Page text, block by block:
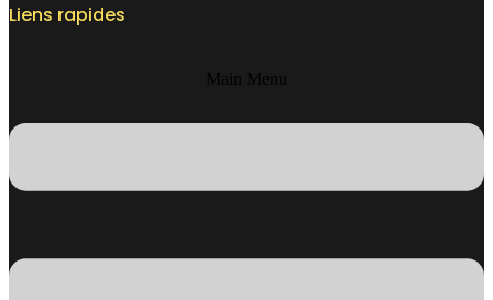
Liens rapides
Main Menu